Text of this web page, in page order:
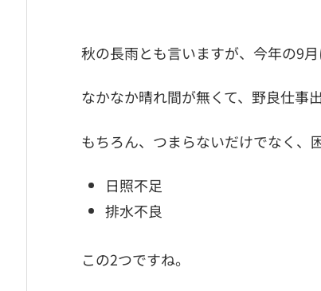
秋の長雨とも言いますが、今年の9
なかなか晴れ間が無くて、野良仕事
もちろん、つまらないだけでなく、
日照不足
排水不良
この2つですね。